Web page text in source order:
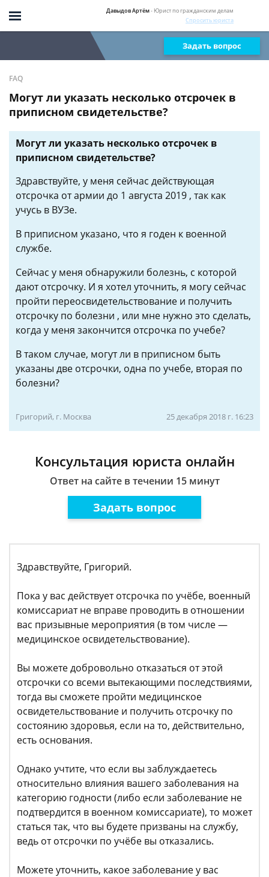
Давыдов Артём- Юрист по гражданским делам
Спросить юриста
Задать вопрос
FAQ
Могут ли указать несколько отсрочек в
приписном свидетельстве?
Могут ли указать несколько отсрочек в
приписном свидетельстве?
Здравствуйте, у меня сейчас действующая
отсрочка от армии до 1 августа 2019 , так как
учусь в ВУЗе.
В приписном указано, что я годен к военной
службе.
Сейчас у меня обнаружили болезнь, с которой
дают отсрочку. И я хотел уточнить, я могу сейчас
пройти переосвидетельствование и получить
отсрочку по болезни , или мне нужно это сделать,
когда у меня закончится отсрочка по учебе?
В таком случае, могут ли в приписном быть
указаны две отсрочки, одна по учебе, вторая по
болезни?
Григорий, г. Москва 25 декабря 2018 г. 16:23
Консультация юриста онлайн
Ответ на сайте в течении 15 минут
Задать вопрос
Здравствуйте, Григорий.
Пока у вас действует отсрочка по учёбе, военный
комиссариат не вправе проводить в отношении
вас призывные мероприятия (в том числе —
медицинское освидетельствование).
Вы можете добровольно отказаться от этой
отсрочки со всеми вытекающими последствиями,
тогда вы сможете пройти медицинское
освидетельствование и получить отсрочку по
состоянию здоровья, если на то, действительно,
есть основания.
Однако учтите, что если вы заблуждаетесь
относительно влияния вашего заболевания на
категорию годности (либо если заболевание не
подтвердится в военном комиссариате), то может
статься так, что вы будете призваны на службу,
ведь от отсрочки по учёбе вы отказались.
Можете уточнить, какое заболевание у вас